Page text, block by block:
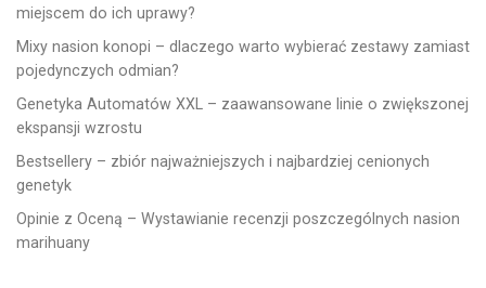
miejscem do ich uprawy?
Mixy nasion konopi – dlaczego warto wybierać zestawy zamiast
pojedynczych odmian?
Genetyka Automatów XXL – zaawansowane linie o zwiększonej
ekspansji wzrostu
Bestsellery – zbiór najważniejszych i najbardziej cenionych
genetyk
Opinie z Oceną – Wystawianie recenzji poszczególnych nasion
marihuany